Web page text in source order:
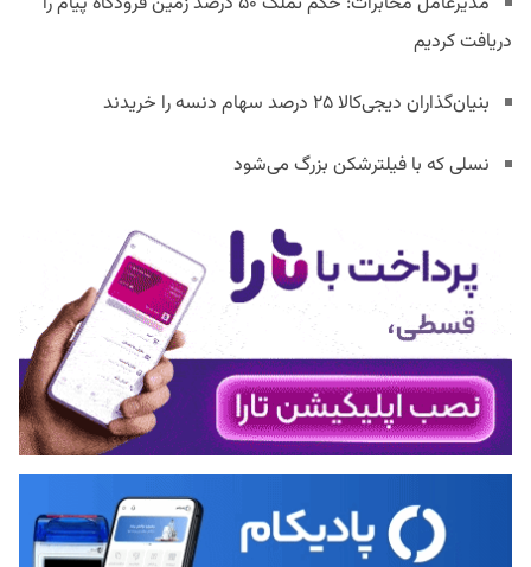
دریافت کردیم
بنیان‌گذاران دیجی‌کالا ۲۵ درصد سهام دنسه را خریدند
نسلی که با فیلترشکن بزرگ می‌شود